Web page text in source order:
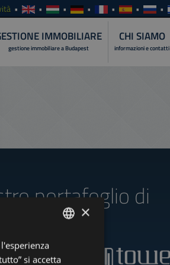
IMMOBILIARE
gestione immobiliare a Budapest
CHI SIAMO
informazioni e contatti
portafoglio di
ENGLISH
×
si accetta